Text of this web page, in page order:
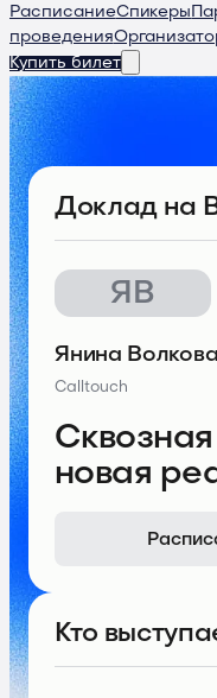
РасписаниеСпикеры
проведения
Купить билет
Доклад на
ЯВ
новая
Янина Волкова
Calltouch
Кто